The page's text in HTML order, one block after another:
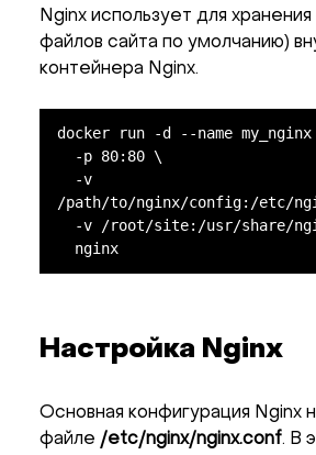
Nginx использует для
файлов сайта по умолчанию)
контейнера Nginx.
docker run -d --name
/path/to/nginx/config:/etc/
  nginx
Настройка Nginx
Основная конфигурация Nginx
файле /etc/nginx/nginx.conf. В